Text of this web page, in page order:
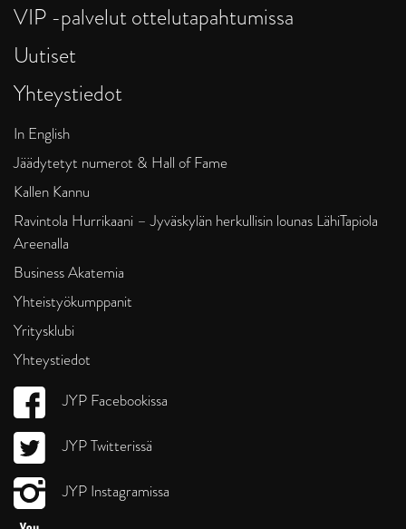
VIP -palvelut ottelutapahtumissa
Uutiset
Yhteystiedot
In English
Jäädytetyt numerot & Hall of Fame
Kallen Kannu
Ravintola Hurrikaani – Jyväskylän herkullisin lounas LähiTapiola
Areenalla
Business Akatemia
Yhteistyökumppanit
Yritysklubi
Yhteystiedot
JYP Facebookissa
JYP Twitterissä
JYP Instagramissa